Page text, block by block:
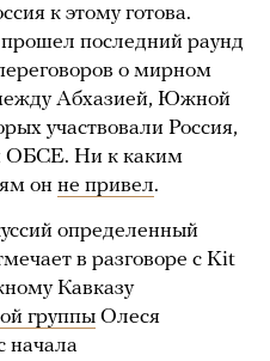
к этому готова.
последний раунд
о мирном
Абхазией, Южной
участвовали Россия,
Ни к каким
он не привел.
определенный
в разговоре с Kit
Кавказу
группы Олеся
начала